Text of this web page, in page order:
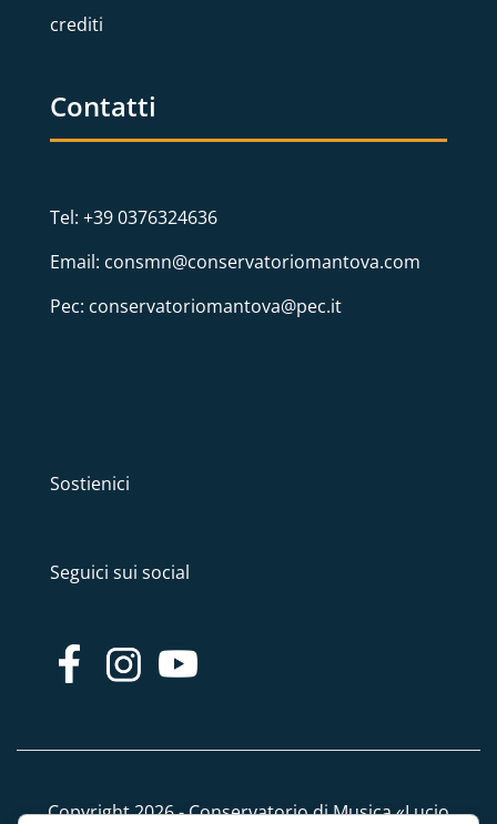
crediti
Contatti
Tel: +39 0376324636
Email: consmn@conservatoriomantova.com
Pec: conservatoriomantova@pec.it
Sostienici
Seguici sui social
Copyright 2026 - Conservatorio di Musica «Lucio